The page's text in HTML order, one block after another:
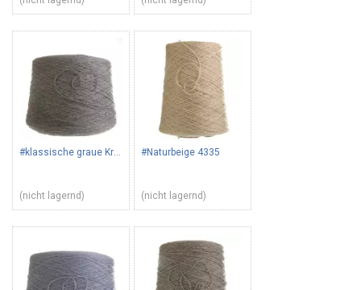
#klassische graue Kreide 307
(nicht lagernd)
#Naturbeige 4335
(nicht lagernd)